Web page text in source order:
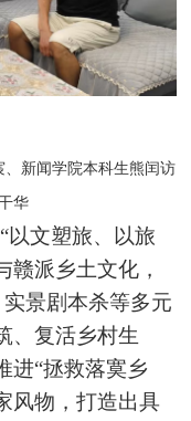
新闻学院本科生熊闰访
华
以文塑旅、以旅
赣派乡土文化，
景剧本杀等多元
、复活乡村生
进“拯救落寞乡
风物，打造出具